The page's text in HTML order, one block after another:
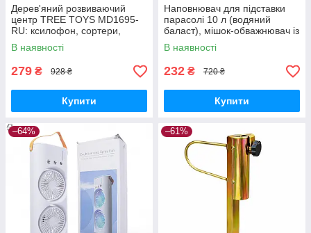
Дерев'яний розвиваючий
центр TREE TOYS MD1695-
RU: ксилофон, сортери,
рибальство, 10 рибок
В наявності
279 ₴ 928 ₴
Купити
Наповнювач для підставки
парасолі 10 л (водяний
баласт), мішок-обважнювач із
клапаном
В наявності
232 ₴ 720 ₴
Купити
–64% –61%